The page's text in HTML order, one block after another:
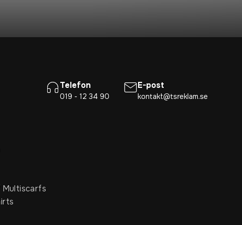
Telefon
019 - 12 34 90
E-post
kontakt@tsreklam.se